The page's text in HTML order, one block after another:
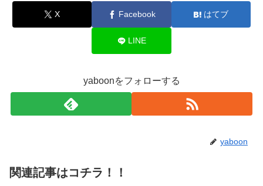
X Facebook はてブ
LINE
yaboonをフォローする
yaboon
関連記事はコチラ！！